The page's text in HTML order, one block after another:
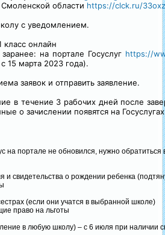
Смоленской области https://clck.ru/
с уведомлением.
класс онлайн
на портале Госуслуг https://
15 марта 2023 года).
заявок и отправить заявление.
в течение 3 рабочих дней после
о зачислении появятся на
на портале не обновился, нужно обратиться
и свидетельства о рождении ребенка
(если они учатся в выбранной школе)
право на льготы
в любую школу) – с 6 июля при наличии